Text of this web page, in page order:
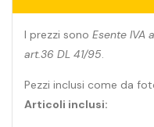
I prezzi sono Esente IVA
art.36 DL 41/95.
Pezzi inclusi come da
Articoli inclusi: